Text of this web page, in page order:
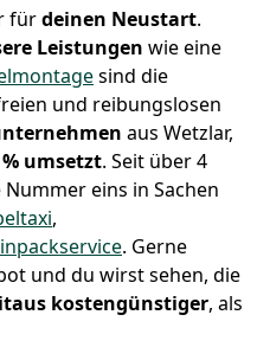
fürdeinen Neustart.
Leistungen wie eine
sind die
und reibungslosen
aus Wetzlar,
umsetzt. Seit über 4
eins in Sachen
,
. Gerne
und du wirst sehen, die
kostengünstiger, als